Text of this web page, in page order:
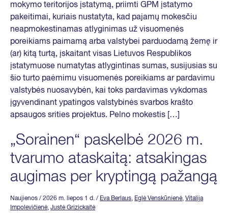
mokymo teritorijos įstatymą, priimti GPM įstatymo
pakeitimai, kuriais nustatyta, kad pajamų mokesčiu
neapmokestinamas atlyginimas už visuomenės
poreikiams paimamą arba valstybei parduodamą žemę ir
(ar) kitą turtą, įskaitant visas Lietuvos Respublikos
įstatymuose numatytas atlygintinas sumas, susijusias su
šio turto paėmimu visuomenės poreikiams ar pardavimu
valstybės nuosavybėn, kai toks pardavimas vykdomas
įgyvendinant ypatingos valstybinės svarbos krašto
apsaugos srities projektus. Pelno mokestis […]
„Sorainen“ paskelbė 2026 m.
tvarumo ataskaitą: atsakingas
augimas per kryptingą pažangą
Naujienos / 2026 m. liepos 1 d. / Eva Berlaus, Eglė Venskūnienė, Vitalija
Impolevičienė, Justė Grizickaitė